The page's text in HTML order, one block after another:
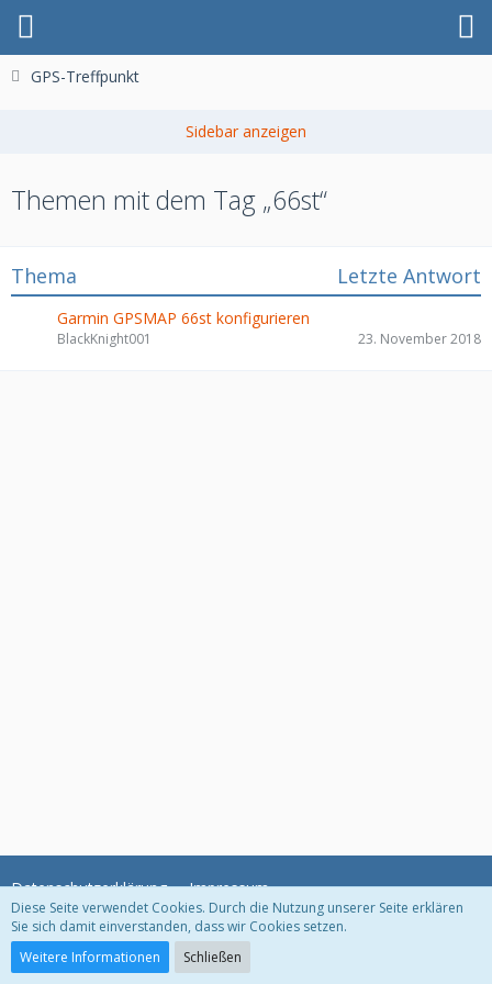
GPS-Treffpunkt
Themen mit dem Tag „66st“
Thema Letzte Antwort
Garmin GPSMAP 66st konfigurieren
BlackKnight001 23. November 2018
Datenschutzerklärung Impressum
Community-Software:
Diese Seite verwendet Cookies. Durch die Nutzung unserer Seite erklären
Sie sich damit einverstanden, dass wir Cookies setzen.
Weitere Informationen
Schließen